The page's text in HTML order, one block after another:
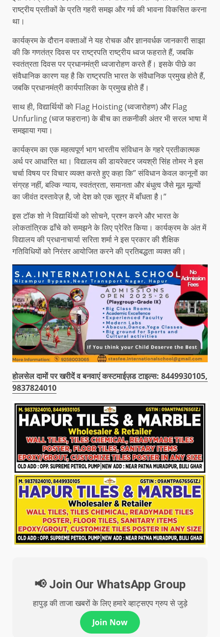
राष्ट्रीय प्रतीकों के प्रति गहरी समझ और गर्व की भावना विकसित करना
था।
कार्यक्रम के दौरान वक्ताओं ने यह रोचक और ज्ञानवर्धक जानकारी साझा
की कि गणतंत्र दिवस पर राष्ट्रपति राष्ट्रीय ध्वज फहराते हैं, जबकि
स्वतंत्रता दिवस पर प्रधानमंत्री ध्वजारोहण करते हैं। इसके पीछे का
संवैधानिक कारण यह है कि राष्ट्रपति भारत के संवैधानिक प्रमुख होते हैं,
जबकि प्रधानमंत्री कार्यपालिका के प्रमुख होते हैं।
साथ ही, विद्यार्थियों को Flag Hoisting (ध्वजारोहण) और Flag
Unfurling (ध्वज फहराना) के बीच का तकनीकी अंतर भी सरल भाषा में
समझाया गया।
कार्यक्रम का एक महत्वपूर्ण भाग भारतीय संविधान के गहरे प्रतीकात्मक
अर्थ पर आधारित था। विद्यालय की डायरेक्टर जयश्री सिंह तोमर ने इस
चर्चा विषय पर विचार व्यक्त करते हुए कहा कि” संविधान केवल कानूनों का
संग्रह नहीं, बल्कि न्याय, स्वतंत्रता, समानता और बंधुत्व जैसे मूल मूल्यों
का जीवंत दस्तावेज़ है, जो देश को एक सूत्र में बाँधता है।”
इस टॉक शो ने विद्यार्थियों को सोचने, प्रश्न करने और भारत के
लोकतांत्रिक ढाँचे को समझने के लिए प्रेरित किया। कार्यक्रम के अंत में
विद्यालय की प्रधानाचार्या सरिता शर्मा ने इस प्रकार की शैक्षिक
गतिविधियों को निरंतर आयोजित करने की प्रतिबद्धता व्यक्त की।
होलसेल दामों पर खरीदें व बनवाएं कस्टमाईज़ड टाइल्स: 8449930105,
9837824010
📢 Join Our WhatsApp Group
हापुड़ की ताजा खबरों के लिए हमारे व्हाट्सएप ग्रुप से जुड़े
Join Now